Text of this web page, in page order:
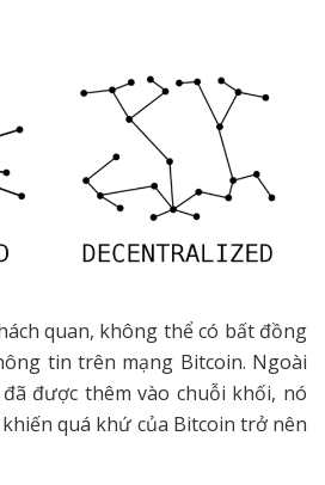
quan, không thể có bất đồng
tin trên mạng Bitcoin. Ngoài
được thêm vào chuỗi khối, nó
quá khứ của Bitcoin trở nên